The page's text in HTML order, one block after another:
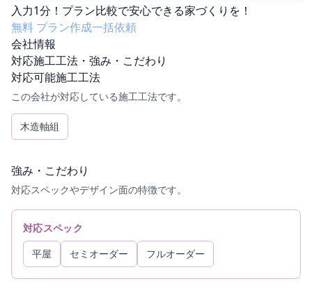
ません。あまり悩まずスムーズにマイホームを手に入れたい
という方でも、素敵な住宅を手にすることができるこの規格
型住宅です。
入力1分！ プラン比較で安心できる家づくりを！
無料 プラン作成一括依頼
会社情報
対応施工工法・強み・こだわり
対応可能施工工法
この会社が対応している施工工法です。
木造軸組
強み・こだわり
対応スペックやデザイン面の特徴です。
対応スペック
平屋
セミオーダー フルオーダー